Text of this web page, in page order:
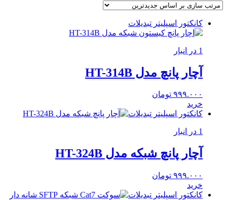
کانکتور اسپلیتر تبدیلات
1 در انبار
آچار پانچ مدل HT-314B
۹۹۹.۰۰۰ تومان
خرید
کانکتور اسپلیتر تبدیلات
1 در انبار
آچار پانچ شبکه مدل HT-324B
۹۹۹.۰۰۰ تومان
خرید
کانکتور اسپلیتر تبدیلات